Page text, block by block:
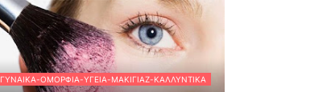
ΓΥΝΑΊΚΑ-ΟΜΟΡΦΙΆ-ΥΓΕΊΑ-ΜΑΚΙΓΙΆΖ-ΚΑΛΛΥΝΤΙΚΆ